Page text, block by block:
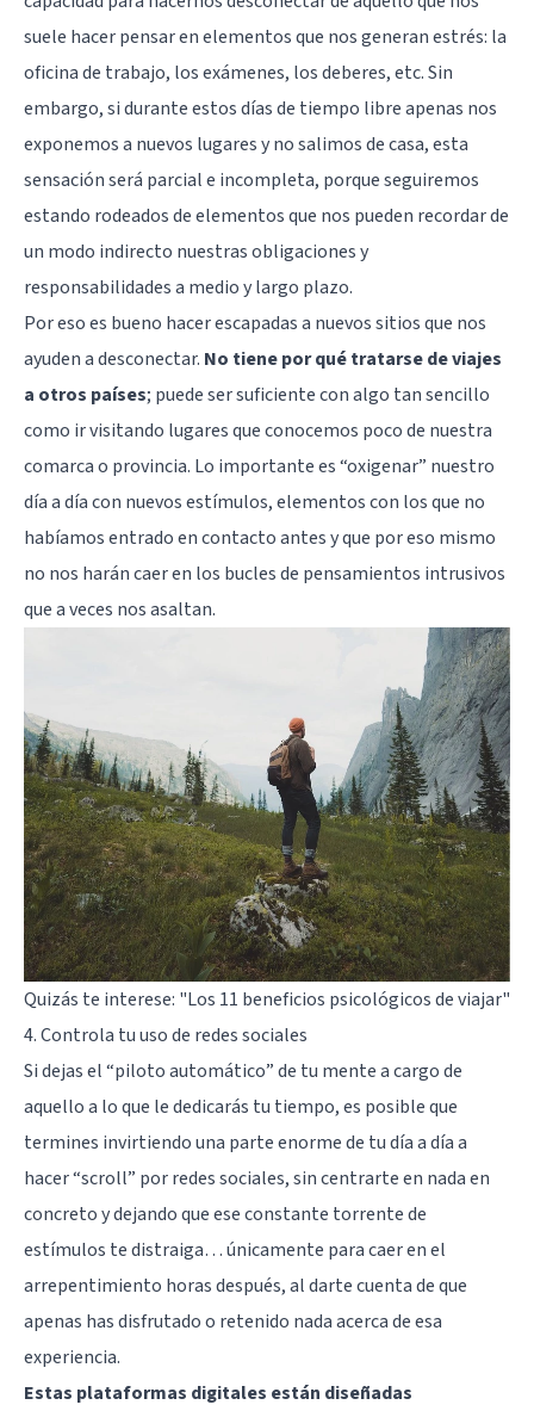
suele hacer pensar en elementos que nos generan estrés: la
oficina de trabajo, los exámenes, los deberes, etc. Sin
embargo, si durante estos días de tiempo libre apenas nos
exponemos a nuevos lugares y no salimos de casa, esta
sensación será parcial e incompleta, porque seguiremos
estando rodeados de elementos que nos pueden recordar de
un modo indirecto nuestras obligaciones y
responsabilidades a medio y largo plazo.
Por eso es bueno hacer escapadas a nuevos sitios que nos
ayuden a desconectar. No tiene por qué tratarse de viajes
a otros países; puede ser suficiente con algo tan sencillo
como ir visitando lugares que conocemos poco de nuestra
comarca o provincia. Lo importante es “oxigenar” nuestro
día a día con nuevos estímulos, elementos con los que no
habíamos entrado en contacto antes y que por eso mismo
no nos harán caer en los bucles de pensamientos intrusivos
que a veces nos asaltan.
Quizás te interese: "Los 11 beneficios psicológicos de viajar"
4. Controla tu uso de redes sociales
Si dejas el “piloto automático” de tu mente a cargo de
aquello a lo que le dedicarás tu tiempo, es posible que
termines invirtiendo una parte enorme de tu día a día a
hacer “scroll” por redes sociales, sin centrarte en nada en
concreto y dejando que ese constante torrente de
estímulos te distraiga… únicamente para caer en el
arrepentimiento horas después, al darte cuenta de que
apenas has disfrutado o retenido nada acerca de esa
experiencia.
Estas plataformas digitales están diseñadas